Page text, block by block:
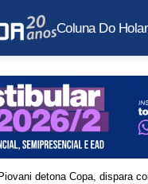
Coluna Do
detona Copa, dispara